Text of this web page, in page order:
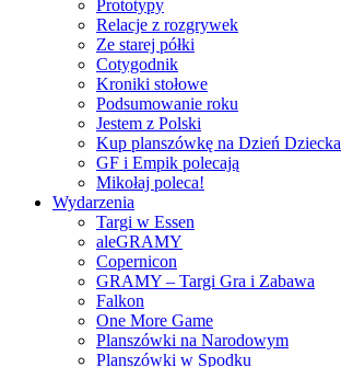
Prototypy
Relacje z rozgrywek
Ze starej półki
Cotygodnik
Kroniki stołowe
Podsumowanie roku
Jestem z Polski
Kup planszówkę na Dzień Dziecka
GF i Empik polecają
Mikołaj poleca!
Wydarzenia
Targi w Essen
aleGRAMY
Copernicon
GRAMY – Targi Gra i Zabawa
Falkon
One More Game
Planszówki na Narodowym
Planszówki w Spodku